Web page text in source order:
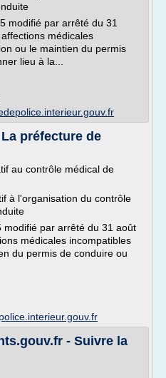
modifié par arrêté du 31
médicales
ou le maintien du permis
lieu à la...
préfecture de
au contrôle médical de
à l'organisation du contrôle
par arrêté du 31 août
médicales incompatibles
du permis de conduire ou
- Suivre la